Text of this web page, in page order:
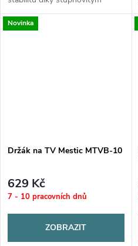
kloubům, které zabraňují
vibracím.
Novinka
Držák na TV Mestic MTVB-10
629 Kč
7 - 10 pracovních dnů
ZOBRAZIT